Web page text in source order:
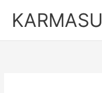
KARMASU